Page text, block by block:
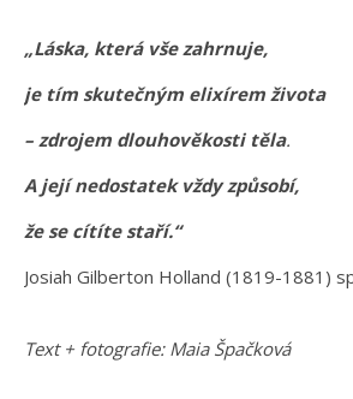
„Láska, která vše zahrnuje,
je tím skutečným elixírem života
– zdrojem dlouhověkosti těla.
A její nedostatek vždy způsobí,
že se cítíte staří.“
Josiah Gilberton Holland (1819-1881)
Text + fotografie: Maia Špačková